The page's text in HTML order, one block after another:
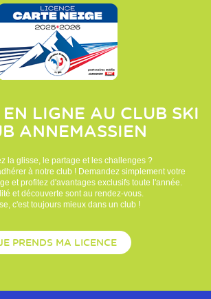
LIGNE AU CLUB SKI
ANNEMASSIEN
la glisse, le partage et les challenges ?
à notre club ! Demandez simplement votre
et profitez d'avantages exclusifs toute l'année.
et découverte sont au rendez-vous.
c'est toujours mieux dans un club !
PRENDS MA LICENCE